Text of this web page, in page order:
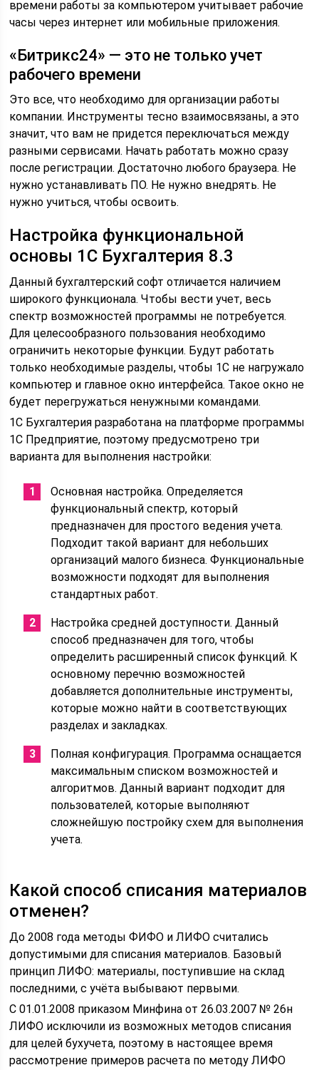
времени работы за компьютером учитывает рабочие
часы через интернет или мобильные приложения.
«Битрикс24» — это не только учет
рабочего времени
Это все, что необходимо для организации работы
компании. Инструменты тесно взаимосвязаны, а это
значит, что вам не придется переключаться между
разными сервисами. Начать работать можно сразу
после регистрации. Достаточно любого браузера. Не
нужно устанавливать ПО. Не нужно внедрять. Не
нужно учиться, чтобы освоить.
Настройка функциональной
основы 1С Бухгалтерия 8.3
Данный бухгалтерский софт отличается наличием
широкого функционала. Чтобы вести учет, весь
спектр возможностей программы не потребуется.
Для целесообразного пользования необходимо
ограничить некоторые функции. Будут работать
только необходимые разделы, чтобы 1С не нагружало
компьютер и главное окно интерфейса. Такое окно не
будет перегружаться ненужными командами.
1С Бухгалтерия разработана на платформе программы
1С Предприятие, поэтому предусмотрено три
варианта для выполнения настройки:
Основная настройка. Определяется
функциональный спектр, который
предназначен для простого ведения учета.
Подходит такой вариант для небольших
организаций малого бизнеса. Функциональные
возможности подходят для выполнения
стандартных работ.
Настройка средней доступности. Данный
способ предназначен для того, чтобы
определить расширенный список функций. К
основному перечню возможностей
добавляется дополнительные инструменты,
которые можно найти в соответствующих
разделах и закладках.
Полная конфигурация. Программа оснащается
максимальным списком возможностей и
алгоритмов. Данный вариант подходит для
пользователей, которые выполняют
сложнейшую постройку схем для выполнения
учета.
Какой способ списания материалов
отменен?
До 2008 года методы ФИФО и ЛИФО считались
допустимыми для списания материалов. Базовый
принцип ЛИФО: материалы, поступившие на склад
последними, с учёта выбывают первыми.
С 01.01.2008 приказом Минфина от 26.03.2007 № 26н
ЛИФО исключили из возможных методов списания
для целей бухучета, поэтому в настоящее время
рассмотрение примеров расчета по методу ЛИФО